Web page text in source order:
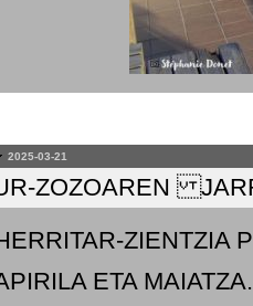
2025-03-21
ZOZOAREN
ZIENTZIA
ETA MAIATZA.